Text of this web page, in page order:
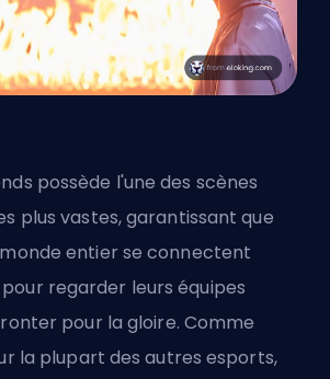
possède l'une des scènes
plus vastes, garantissant que
entier se connectent
regarder leurs équipes
pour la gloire. Comme
la plupart des autres esports,